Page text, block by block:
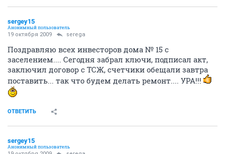
sergey15
Анонимный пользователь
19 октября 2009 serega
Поздравляю всех инвесторов дома № 15 с
заселением.... Сегодня забрал ключи, подписал акт,
заключил договор с ТСЖ, счетчики обещали завтра
поставить... так что будем делать ремонт.... УРА!!!
ОТВЕТИТЬ
sergey15
Анонимный пользователь